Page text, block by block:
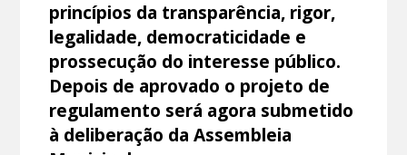
princípios da transparência, rigor,
legalidade, democraticidade e
prossecução do interesse público.
Depois de aprovado o projeto de
regulamento será agora submetido
à deliberação da Assembleia